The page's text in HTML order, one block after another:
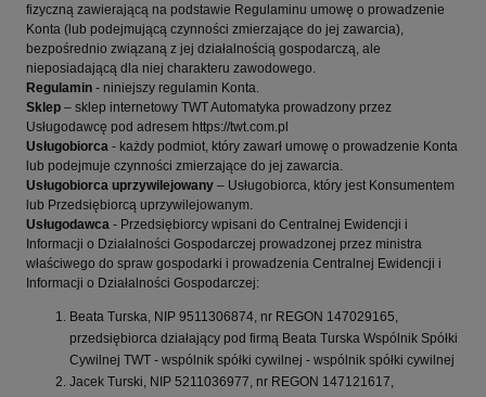
fizyczną zawierającą na podstawie Regulaminu umowę o prowadzenie
Konta (lub podejmującą czynności zmierzające do jej zawarcia),
bezpośrednio związaną z jej działalnością gospodarczą, ale
nieposiadającą dla niej charakteru zawodowego.
Regulamin - niniejszy regulamin Konta.
Sklep – sklep internetowy TWT Automatyka prowadzony przez
Usługodawcę pod adresem https://twt.com.pl
Usługobiorca - każdy podmiot, który zawarł umowę o prowadzenie Konta
lub podejmuje czynności zmierzające do jej zawarcia.
Usługobiorca uprzywilejowany – Usługobiorca, który jest Konsumentem
lub Przedsiębiorcą uprzywilejowanym.
Usługodawca - Przedsiębiorcy wpisani do Centralnej Ewidencji i
Informacji o Działalności Gospodarczej prowadzonej przez ministra
właściwego do spraw gospodarki i prowadzenia Centralnej Ewidencji i
Informacji o Działalności Gospodarczej:
Beata Turska, NIP 9511306874, nr REGON 147029165,
przedsiębiorca działający pod firmą Beata Turska Wspólnik Spółki
Cywilnej TWT - wspólnik spółki cywilnej - wspólnik spółki cywilnej
Jacek Turski, NIP 5211036977, nr REGON 147121617,